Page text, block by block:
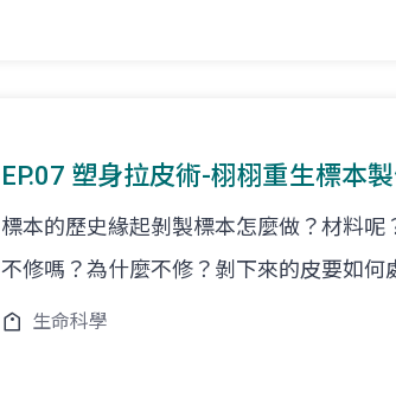
EP.07 塑身拉皮術-栩栩重生標本
標本的歷史緣起剝製標本怎麼做？材料呢
不修嗎？為什麼不修？剝下來的皮要如何
生命科學